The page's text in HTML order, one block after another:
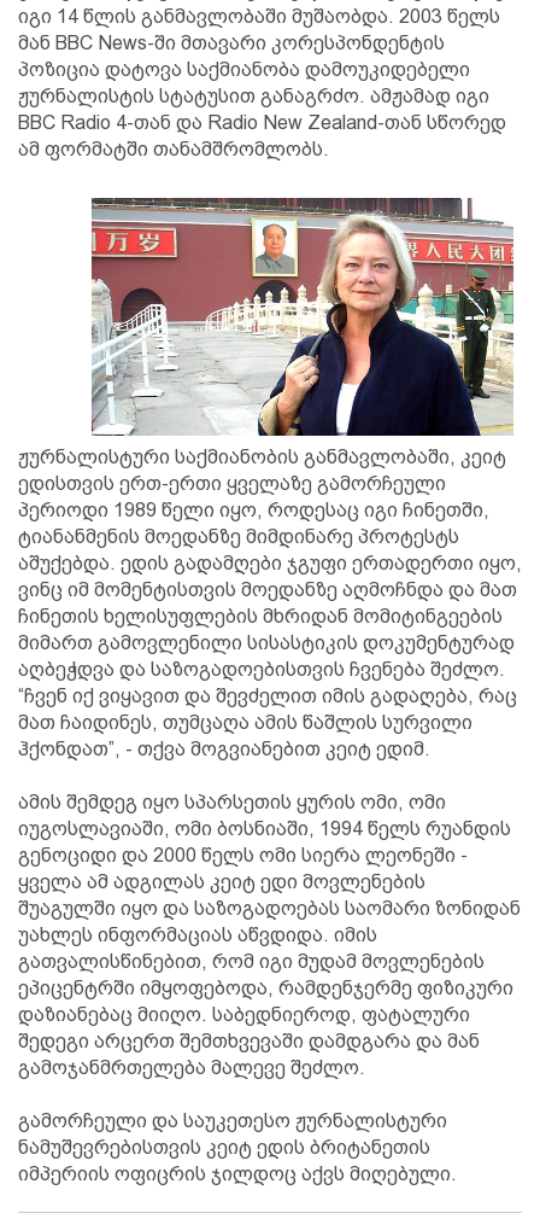
იგი 14 წლის განმავლობაში მუშაობდა. 2003 წელს
მან BBC News-ში მთავარი კორესპონდენტის
პოზიცია დატოვა საქმიანობა დამოუკიდებელი
ჟურნალისტის სტატუსით განაგრძო. ამჟამად იგი
BBC Radio 4-თან და Radio New Zealand-თან სწორედ
ამ ფორმატში თანამშრომლობს.
ჟურნალისტური საქმიანობის განმავლობაში, კეიტ
ედისთვის ერთ-ერთი ყველაზე გამორჩეული
პერიოდი 1989 წელი იყო, როდესაც იგი ჩინეთში,
ტიანანმენის მოედანზე მიმდინარე პროტესტს
აშუქებდა. ედის გადამღები ჯგუფი ერთადერთი იყო,
ვინც იმ მომენტისთვის მოედანზე აღმოჩნდა და მათ
ჩინეთის ხელისუფლების მხრიდან მომიტინგეების
მიმართ გამოვლენილი სისასტიკის დოკუმენტურად
აღბეჭდვა და საზოგადოებისთვის ჩვენება შეძლო.
“ჩვენ იქ ვიყავით და შევძელით იმის გადაღება, რაც
მათ ჩაიდინეს, თუმცაღა ამის წაშლის სურვილი
ჰქონდათ”, - თქვა მოგვიანებით კეიტ ედიმ.
ამის შემდეგ იყო სპარსეთის ყურის ომი, ომი
იუგოსლავიაში, ომი ბოსნიაში, 1994 წელს რუანდის
გენოციდი და 2000 წელს ომი სიერა ლეონეში -
ყველა ამ ადგილას კეიტ ედი მოვლენების
შუაგულში იყო და საზოგადოებას საომარი ზონიდან
უახლეს ინფორმაციას აწვდიდა. იმის
გათვალისწინებით, რომ იგი მუდამ მოვლენების
ეპიცენტრში იმყოფებოდა, რამდენჯერმე ფიზიკური
დაზიანებაც მიიღო. საბედნიეროდ, ფატალური
შედეგი არცერთ შემთხვევაში დამდგარა და მან
გამოჯანმრთელება მალევე შეძლო.
გამორჩეული და საუკეთესო ჟურნალისტური
ნამუშევრებისთვის კეიტ ედის ბრიტანეთის
იმპერიის ოფიცრის ჯილდოც აქვს მიღებული.